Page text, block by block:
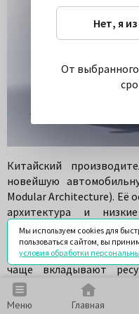
Меню Главная
Китайский
новейшую
Modular Architecture). Её
архитектура и
модификаций машин.
В настоящее время
чаще вкладывают
платформ, которые
запуска новых моделей
Нет, я
От
Мы используем cookies для
пользоваться сайтом, вы
условия обработки